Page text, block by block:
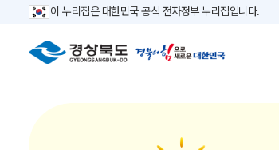
이 누리집은 대한민국 공식 전자정부 누리집입니다.